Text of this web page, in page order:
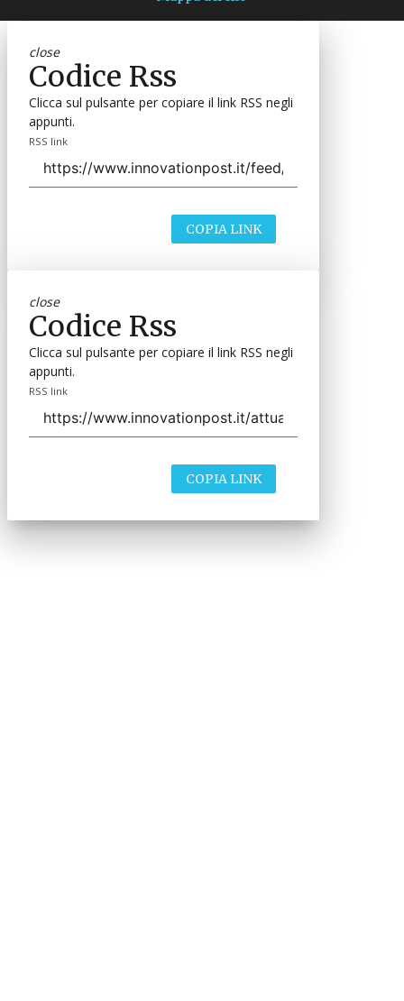
close
Codice Rss
Clicca sul pulsante per copiare il link RSS negli
appunti.
RSS link
COPIA LINK
close
Codice Rss
Clicca sul pulsante per copiare il link RSS negli
appunti.
RSS link
COPIA LINK